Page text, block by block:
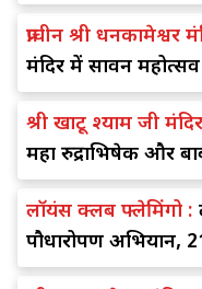
प्राचीन श्री धनकामेश्वर
मंदिर में सावन
गूंजा शिवालय
श्री खाटू श्याम जी
महा रुद्राभिषेक और
श्रद्धालु
लॉयंस क्लब फ्लेमिंगो :
पौधारोपण अभियान,
का संदेश